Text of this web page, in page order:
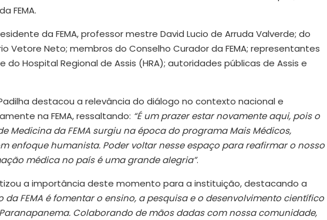
FEMA.
da FEMA, professor mestre David Lucio de Arruda Valverde; do
Vetore Neto; membros do Conselho Curador da FEMA; representantes
do Hospital Regional de Assis (HRA); autoridades públicas de Assis e
destacou a relevância do diálogo no contexto nacional e
na FEMA, ressaltando: “É um prazer estar novamente aqui, pois o
Medicina da FEMA surgiu na época do programa Mais Médicos,
enfoque humanista. Poder voltar nesse espaço para reafirmar o nosso
médica no país é uma grande alegria”.
a importância deste momento para a instituição, destacando a
da FEMA é fomentar o ensino, a pesquisa e o desenvolvimento científico
Colaborando de mãos dadas com nossa comunidade,